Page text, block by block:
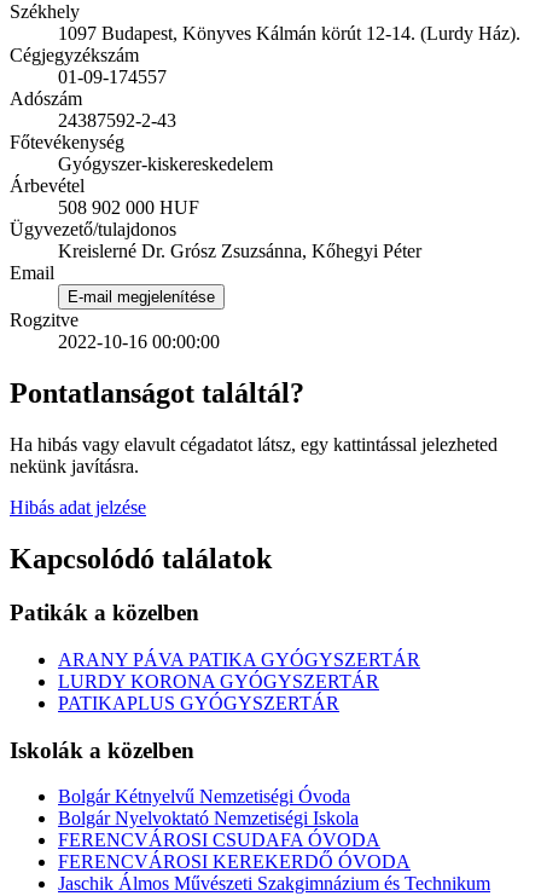
Székhely
1097 Budapest, Könyves Kálmán körút 12-14. (Lurdy Ház).
Cégjegyzékszám
01-09-174557
Adószám
24387592-2-43
Főtevékenység
Gyógyszer-kiskereskedelem
Árbevétel
508 902 000 HUF
Ügyvezető/tulajdonos
Kreislerné Dr. Grósz Zsuzsánna, Kőhegyi Péter
Email
E-mail megjelenítése
Rogzitve
2022-10-16 00:00:00
Pontatlanságot találtál?
Ha hibás vagy elavult cégadatot látsz, egy kattintással jelezheted
nekünk javításra.
Hibás adat jelzése
Kapcsolódó találatok
Patikák a közelben
ARANY PÁVA PATIKA GYÓGYSZERTÁR
LURDY KORONA GYÓGYSZERTÁR
PATIKAPLUS GYÓGYSZERTÁR
Iskolák a közelben
Bolgár Kétnyelvű Nemzetiségi Óvoda
Bolgár Nyelvoktató Nemzetiségi Iskola
FERENCVÁROSI CSUDAFA ÓVODA
FERENCVÁROSI KEREKERDŐ ÓVODA
Jaschik Álmos Művészeti Szakgimnázium és Technikum